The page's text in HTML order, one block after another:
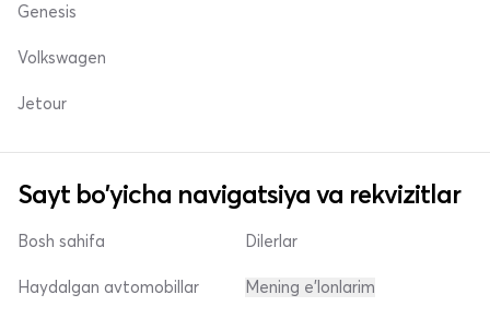
Genesis
Volkswagen
Jetour
Sayt bo'yicha navigatsiya va rekvizitlar
Bosh sahifa
Haydalgan avtomobillar
Dilerlar
Mening e'lonlarim